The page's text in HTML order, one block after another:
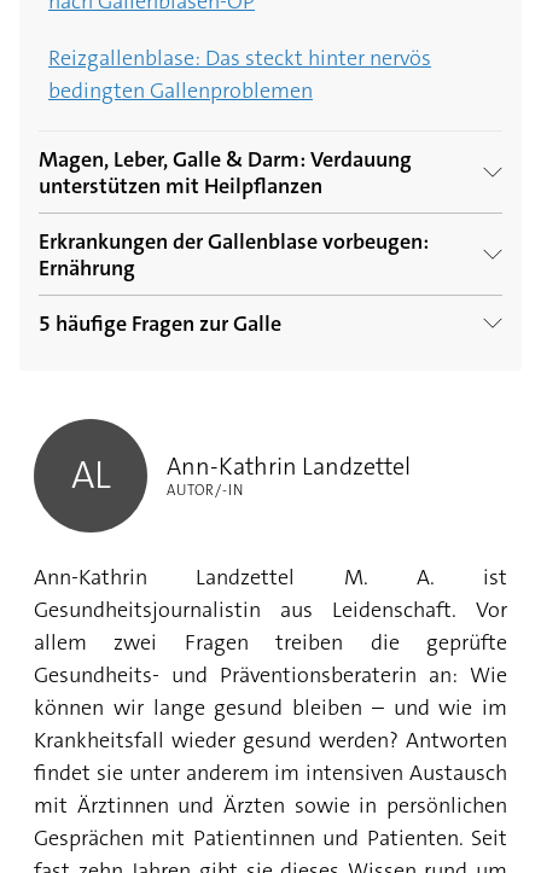
Reizgallenblase: Das steckt hinter nervös
bedingten Gallenproblemen
Magen, Leber, Galle & Darm: Verdauung
unterstützen mit Heilpflanzen
Heilpflanze Schafgarbe: Wirkt krampflösend
und unterstützt die Galle
Fenchel: Wirkung der Heilpflanze auf die
Heilpflanze Rosmarin: Lindert
Verdauungsbeschwerden
Heilpflanze Kreuzkümmel: Beugt Blähungen
Heilpflanze Pfefferminze: Wirkt entkrampfend
und hilft bei Reizdarm
Heilpflanze Anis: Hilft bei Blähungen und
Magenschmerzen
5 Gründe, warum Artischocken gesund sind
Erkrankungen der Gallenblase vorbeugen:
Ernährung
Expertenrat: Welche Lebensmittel sind
Wie Gallenkrankheiten mit Ernährung
vorbeugen?
Achtung Übergewicht: Die größten
5 häufige Fragen zur Galle
Kann ich ohne Galle leben?
Kranke Gallenblase Symptome: Wie erkenne
ich Probleme mit der Galle?
Galle erbrechen wie gefährlich?
Wo schmerzt die Galle?
AL Ann-Kathrin Landzettel
AUTOR/-IN
Ann-Kathrin Landzettel M. A. ist
Gesundheitsjournalistin aus Leidenschaft. Vor
allem zwei Fragen treiben die geprüfte
Gesundheits- und Präventionsberaterin an: Wie
können wir lange gesund bleiben – und wie im
Krankheitsfall wieder gesund werden? Antworten
findet sie unter anderem im intensiven Austausch
mit Ärztinnen und Ärzten sowie in persönlichen
Gesprächen mit Patientinnen und Patienten. Seit